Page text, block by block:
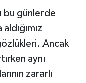
bu günlerde
Ancak
aynı
zararlı